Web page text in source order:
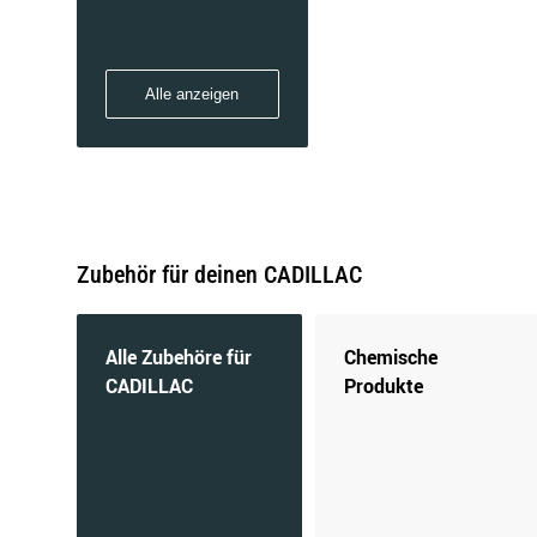
STS
Alle anzeigen
Zubehör für deinen CADILLAC
Alle Zubehöre für
CADILLAC
Chemische
Produkte